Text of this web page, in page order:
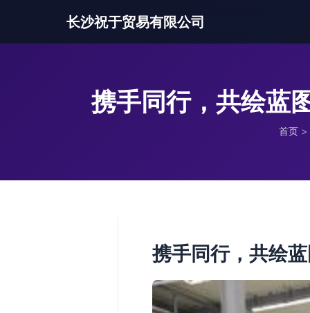
长沙祝于贸易有限公司
携手同行，共绘蓝
首页 >
携手同行，共绘